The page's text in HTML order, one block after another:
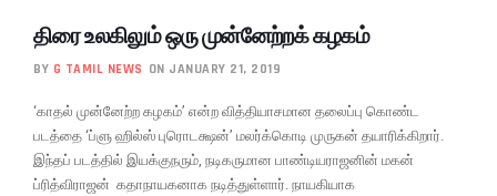
திரை உலகிலும் ஒரு முன்னேற்றக் கழகம்
BY G TAMIL NEWS ON JANUARY 21, 2019
‘காதல் முன்னேற்ற கழகம்’ என்ற வித்தியாசமான தலைப்பு கொண்ட
படத்தை ‘ப்ளு ஹில்ஸ் புரொடக்ஷன்’ மலர்க்கொடி முருகன் தயாரிக்கிறார்.
இந்தப் படத்தில் இயக்குநரும், நடிகருமான பாண்டியராஜனின் மகன்
ப்ரித்விராஜன் கதாநாயகனாக நடித்துள்ளார். நாயகியாக